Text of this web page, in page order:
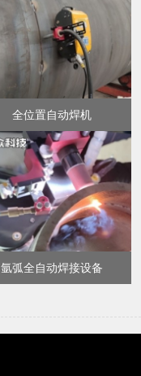
全位置自动焊机
氩弧全自动焊接设备